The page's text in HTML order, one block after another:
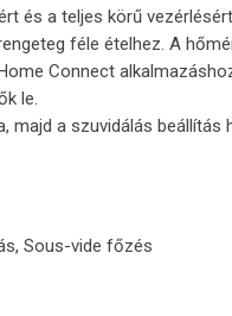
és a teljes körű
féle ételhez. A
Connect
le.
a szuvidálás
Sous-vide főzés